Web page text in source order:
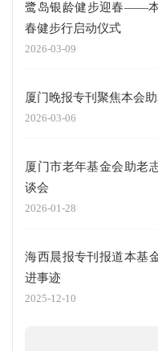
鹭岛银龄健步迎春——
春健步行启动仪式
2026-03-09
厦门晚报专刊聚焦本会
2026-03-06
厦门市老年基金会助老
谈会
2026-01-28
海西晨报专刊报道本基
进事迹
2025-12-10